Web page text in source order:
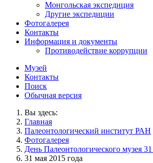
Монгольская экспедиция
Другие экспедиции
Фотогалерея
Контакты
Информация и документы
Противодействие коррупции
Музей
Контакты
Поиск
Обычная версия
Вы здесь:
Главная
Палеонтологический институт РАН
Фотогалерея
День Палеонтологического музея
31 мая 2015 года